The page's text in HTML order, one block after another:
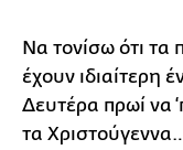
Να τονίσω ότι
έχουν ιδιαίτερη
Δευτέρα πρωί να
τα